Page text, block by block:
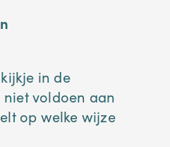
in de
voldoen aan
op welke wijze